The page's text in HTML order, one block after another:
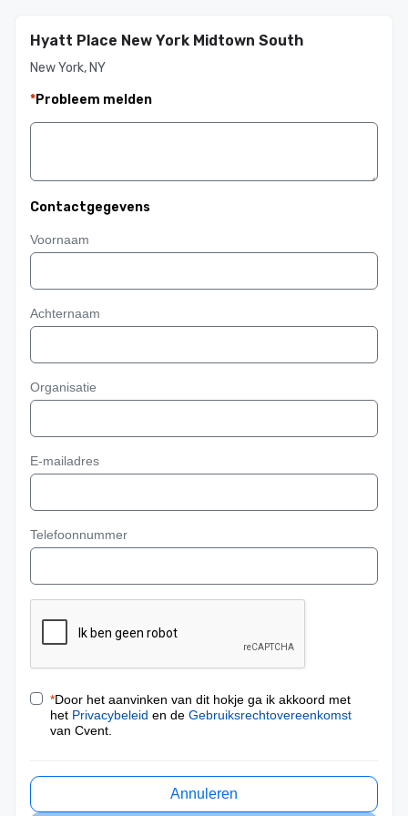
Hyatt Place New York Midtown South
New York, NY
*Probleem melden
Contactgegevens
Voornaam
Achternaam
Organisatie
E-mailadres
Telefoonnummer
*Door het aanvinken van dit hokje ga ik akkoord met
het Privacybeleid en de Gebruiksrechtovereenkomst
van Cvent.
Annuleren